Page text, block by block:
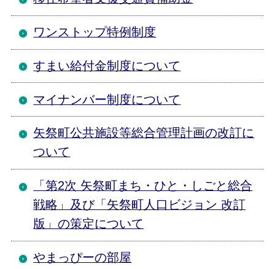
ワンストップ特例制度
すまい給付金制度について
マイナンバー制度について
矢祭町公共施設等総合管理計画の改訂に
ついて
「第2次 矢祭町まち・ひと・しごと総合
戦略」及び「矢祭町人口ビジョン 改訂
版」の策定について
やまっぴーの部屋